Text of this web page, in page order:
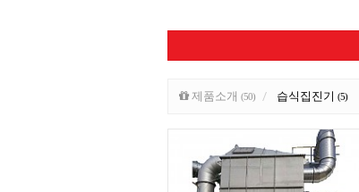
제품소개 (50) 습식집진기 (5)